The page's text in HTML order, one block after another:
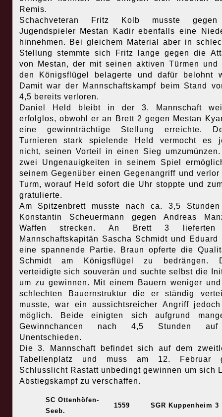
Remis.
Schachveteran Fritz Kolb musste
Jugendspieler Mestan Kadir ebenfalls eine
hinnehmen. Bei gleichem Material aber in
Stellung stemmte sich Fritz lange gegen die
von Mestan, der mit seinen aktiven Türmen und
den Königsflügel belagerte und dafür belohnt
Damit war der Mannschaftskampf beim Stand
4,5 bereits verloren.
Daniel Held bleibt in der 3. Mannschaft
erfolglos, obwohl er an Brett 2 gegen Mestan
eine gewinnträchtige Stellung erreichte.
Turnieren stark spielende Held vermocht es
nicht, seinen Vorteil in einen Sieg
zwei Ungenauigkeiten in seinem Spiel
seinem Gegenüber einen Gegenangriff und
Turm, worauf Held sofort die Uhr stoppte und
gratulierte.
Am Spitzenbrett musste nach ca. 3,5
Konstantin Scheuermann gegen Andreas
Waffen strecken. An Brett 3 lieferten
Mannschaftskapitän Sascha Schmidt und Eduard
eine spannende Partie. Braun opferte die
Schmidt am Königsflügel zu bedrängen.
verteidigte sich souverän und suchte selbst die
um zu gewinnen. Mit einem Bauern weniger
schlechten Bauernstruktur die er ständig
musste, war ein aussichtsreicher Angriff
möglich. Beide einigten sich aufgrund
Gewinnchancen nach 4,5 Stunden
Unentschieden.
Die 3. Mannschaft befindet sich auf dem
Tabellenplatz und muss am 12. Februar
Schlusslicht Rastatt unbedingt gewinnen um sich
Abstiegskampf zu verschaffen.
SC Ottenhöfen-
Seeb.
1559 SGR Kuppenheim 3